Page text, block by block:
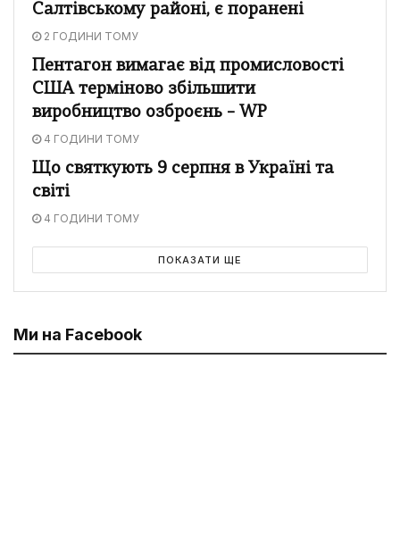
Салтівському районі, є поранені
2 ГОДИНИ ТОМУ
Пентагон вимагає від промисловості
США терміново збільшити
виробництво озброєнь – WP
4 ГОДИНИ ТОМУ
Що святкують 9 серпня в Україні та
світі
4 ГОДИНИ ТОМУ
ПОКАЗАТИ ЩЕ
Ми на Facebook